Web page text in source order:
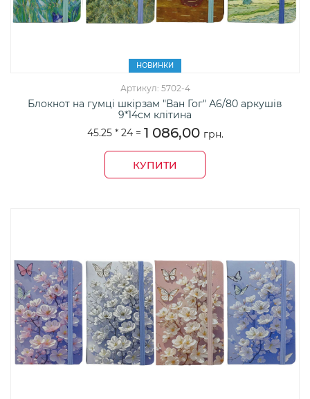
НОВИНКИ
Артикул: 5702-4
Блокнот на гумці шкірзам "Ван Гог" А6/80 аркушів
9*14см клітина
45.25 * 24= 1 086,00 грн.
КУПИТИ